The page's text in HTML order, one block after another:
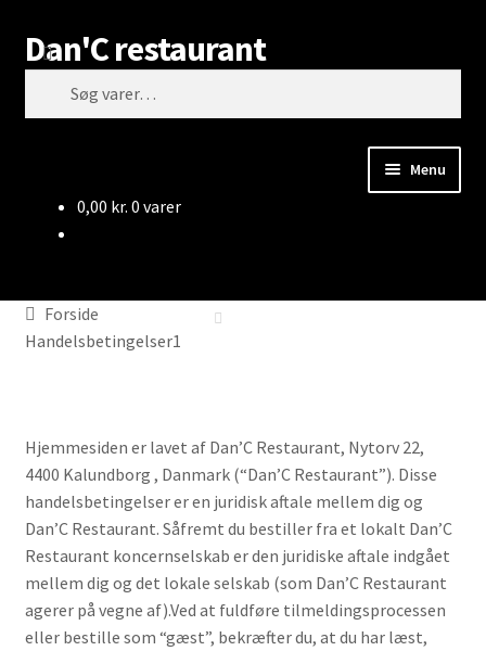
Spring
til
navigation
Spring
til
indhold
Dan'C restaurant
Søg
Menu
0,00 kr. 0 varer
Forside
Handelsbetingelser1
Hjemmesiden er lavet af Dan’C Restaurant, Nytorv 22,
4400 Kalundborg , Danmark (“Dan’C Restaurant”). Disse
handelsbetingelser er en juridisk aftale mellem dig og
Dan’C Restaurant. Såfremt du bestiller fra et lokalt Dan’C
Restaurant koncernselskab er den juridiske aftale indgået
mellem dig og det lokale selskab (som Dan’C Restaurant
agerer på vegne af).Ved at fuldføre tilmeldingsprocessen
eller bestille som “gæst”, bekræfter du, at du har læst,